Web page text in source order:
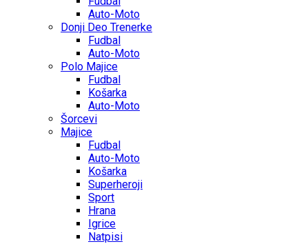
Auto-Moto
Donji Deo Trenerke
Fudbal
Auto-Moto
Polo Majice
Fudbal
Košarka
Auto-Moto
Šorcevi
Majice
Fudbal
Auto-Moto
Košarka
Superheroji
Sport
Hrana
Igrice
Natpisi